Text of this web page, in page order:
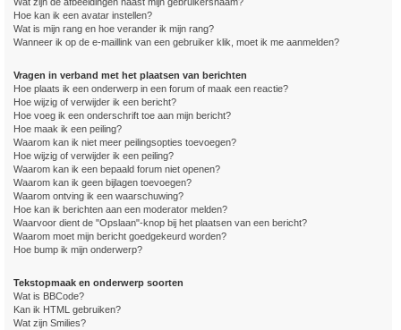
Hoe kan ik een avatar instellen?
Wat is mijn rang en hoe verander ik mijn rang?
Wanneer ik op de e-maillink van een gebruiker klik, moet ik me aanmelden?
Vragen in verband met het plaatsen van berichten
Hoe plaats ik een onderwerp in een forum of maak een reactie?
Hoe wijzig of verwijder ik een bericht?
Hoe voeg ik een onderschrift toe aan mijn bericht?
Hoe maak ik een peiling?
Waarom kan ik niet meer peilingsopties toevoegen?
Hoe wijzig of verwijder ik een peiling?
Waarom kan ik een bepaald forum niet openen?
Waarom kan ik geen bijlagen toevoegen?
Waarom ontving ik een waarschuwing?
Hoe kan ik berichten aan een moderator melden?
Waarvoor dient de "Opslaan"-knop bij het plaatsen van een bericht?
Waarom moet mijn bericht goedgekeurd worden?
Hoe bump ik mijn onderwerp?
Tekstopmaak en onderwerp soorten
Wat is BBCode?
Kan ik HTML gebruiken?
Wat zijn Smilies?